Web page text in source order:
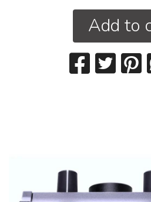
Add to